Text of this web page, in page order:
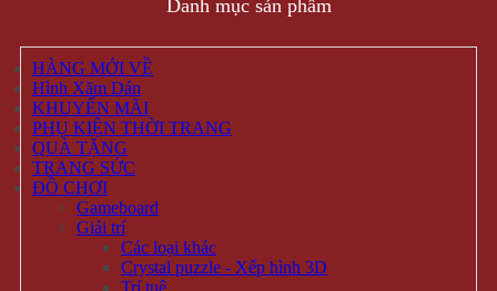
Danh mục sản phẩm
HÀNG MỚI VỀ
Hình Xăm Dán
KHUYẾN MÃI
PHỤ KIỆN THỜI TRANG
QUÀ TẶNG
TRANG SỨC
ĐỒ CHƠI
Gameboard
Giải trí
Các loại khác
Crystal puzzle - Xếp hình 3D
Trí tuệ